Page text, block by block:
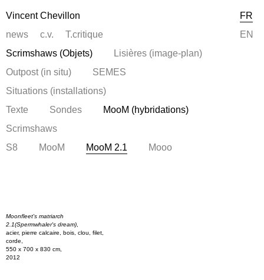
Vincent Chevillon
news
c.v.
T.critique
Scrimshaws (Objets)
Lisières (image-plan)
Outpost (in situ)
SEMES
Situations (installations)
Texte
Sondes
MooM (hybridations)
Scrimshaws
S8
MooM MooM 2.1 Mooo
FR
EN
Moonfleet's matriarch
2.1(Spermwhaler's dream)
acier, pierre calcaire, bois, clou, filet,
corde,
550 x 700 x 830 cm,
2012